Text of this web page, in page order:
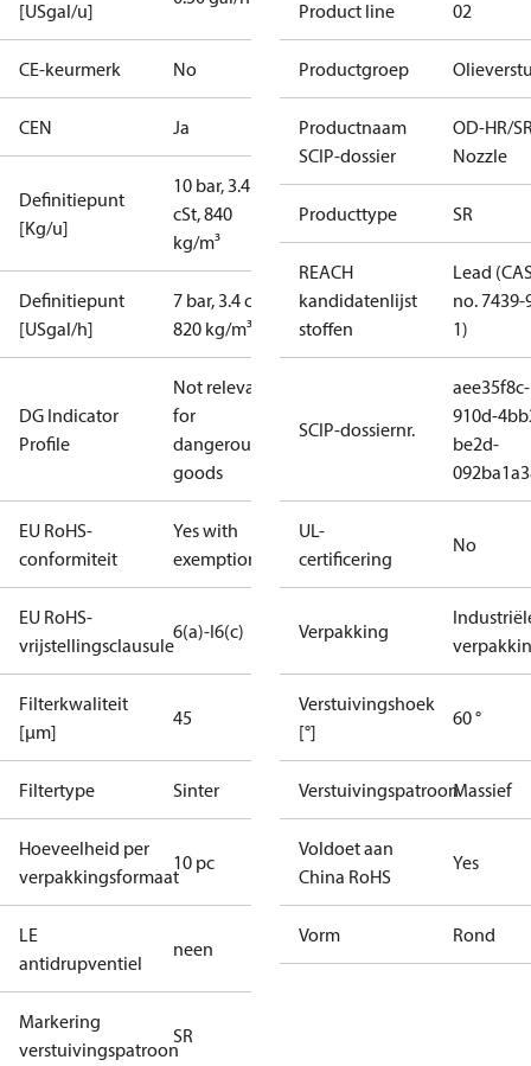
[USgal/u]
CE-keurmerk No
CEN Ja
Definitiepunt
[Kg/u]
10 bar, 3.4
cSt, 840
kg/m³
Definitiepunt
[USgal/h]
7 bar, 3.4 cSt,
820 kg/m³
DG Indicator
Profile
Not relevant
for
dangerous
goods
EU RoHS-
conformiteit
Yes with
exemptions
EU RoHS-
vrijstellingsclausule
6(a)-I6(c)
Filterkwaliteit
[µm]
45
Filtertype Sinter
Hoeveelheid per
verpakkingsformaat
10 pc
LE
antidrupventiel
neen
Markering
verstuivingspatroon
SR
Product line 02
Productgroep
Productnaam
SCIP-dossier
OD-HR/
Nozzle
Producttype SR
REACH
kandidatenlijst
stoffen
Lead
no. 7439-
1)
SCIP-dossiernr.
aee35f8c-
910d-
be2d-
UL-
certificering
No
Verpakking
Verstuivingshoek
[°]
60 °
VerstuivingspatroonMassief
Voldoet aan
China RoHS
Yes
Vorm Rond